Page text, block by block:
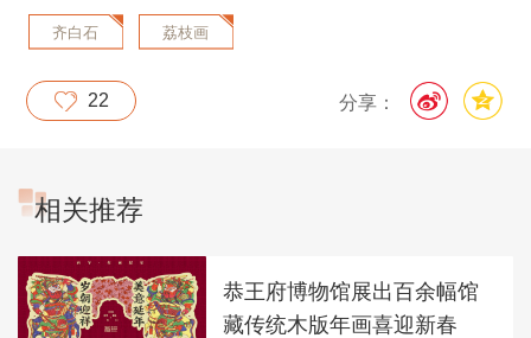
齐白石 荔枝画
分享：
22
相关推荐
恭王府博物馆展出百余幅馆
藏传统木版年画喜迎新春